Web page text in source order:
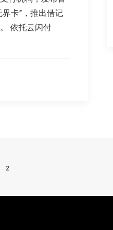
卡”，推出借记
依托云闪付
2